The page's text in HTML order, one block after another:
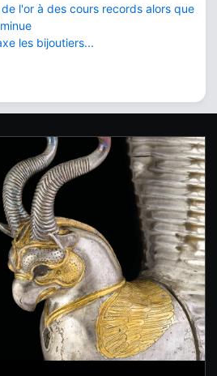
l'or à des cours records alors que
les bijoutiers...